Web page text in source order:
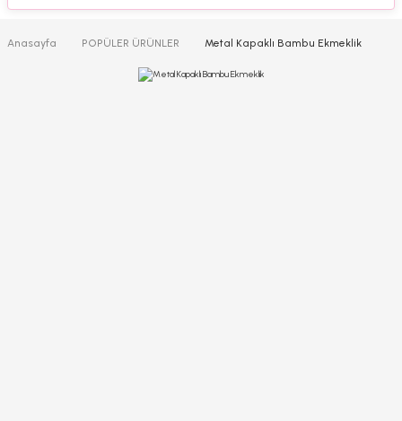
Anasayfa POPÜLER ÜRÜNLER Metal Kapaklı Bambu Ekmeklik